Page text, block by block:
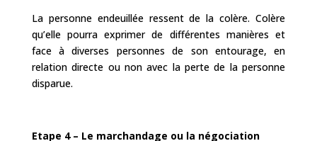
La personne endeuillée ressent de la colère. Colère
qu’elle pourra exprimer de différentes manières et
face à diverses personnes de son entourage, en
relation directe ou non avec la perte de la personne
disparue.
Etape 4 – Le marchandage ou la négociation